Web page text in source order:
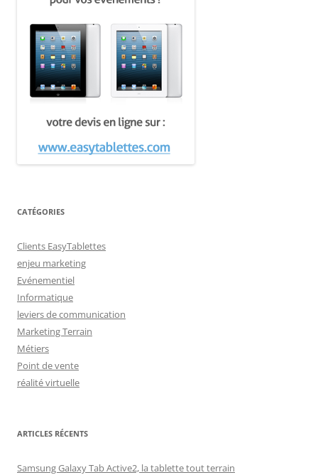
CATÉGORIES
Clients EasyTablettes
enjeu marketing
Evénementiel
Informatique
leviers de communication
Marketing Terrain
Métiers
Point de vente
réalité virtuelle
ARTICLES RÉCENTS
Samsung Galaxy Tab Active2, la tablette tout terrain